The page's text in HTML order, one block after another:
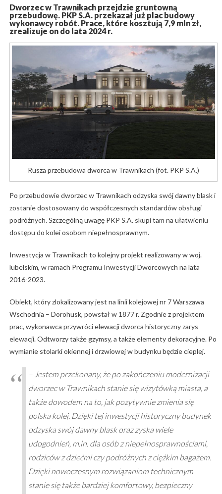
Dworzec w Trawnikach przejdzie gruntowną
przebudowę. PKP S.A. przekazał już plac budowy
wykonawcy robót. Prace, które kosztują 7,9 mln zł,
zrealizuje on do lata 2024 r.
Rusza przebudowa dworca w Trawnikach (fot. PKP S.A.)
Po przebudowie dworzec w Trawnikach odzyska swój dawny blask i
zostanie dostosowany do współczesnych standardów obsługi
podróżnych. Szczególną uwagę PKP S.A. skupi tam na ułatwieniu
dostępu do kolei osobom niepełnosprawnym.
Inwestycja w Trawnikach to kolejny projekt realizowany w woj.
lubelskim, w ramach Programu Inwestycji Dworcowych na lata
2016-2023.
Obiekt, który zlokalizowany jest na linii kolejowej nr 7 Warszawa
Wschodnia – Dorohusk, powstał w 1877 r. Zgodnie z projektem
prac, wykonawca przywróci elewacji dworca historyczny zarys
elewacji. Odtworzy także gzymsy, a także elementy dekoracyjne. Po
wymianie stolarki okiennej i drzwiowej w budynku będzie cieplej.
– Jestem przekonany, że po zakończeniu modernizacji
dworzec w Trawnikach stanie się wizytówką miasta, a
także dowodem na to, jak pozytywnie zmienia się
polska kolej. Dzięki tej inwestycji historyczny budynek
odzyska swój dawny blask oraz zyska wiele
udogodnień, m.in. dla osób z niepełnosprawnościami,
rodziców z dziećmi czy podróżnych z ciężkim bagażem.
Dzięki nowoczesnym rozwiązaniom technicznym
stanie się także bardziej komfortowy, bezpieczny